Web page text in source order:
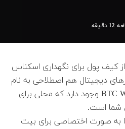
کیف پول برای نگهداری اسکناس
دیجیتال هم اصطلاحی به نام
کیف پول بیت کوین یا BTC Wallet وجود دارد که محلی برای
شما است.
به صورت اختصاصی برای بیت